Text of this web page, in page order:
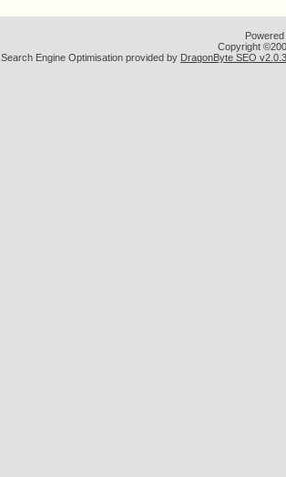
Copyright
Search Engine Optimisation provided by DragonByte SEO